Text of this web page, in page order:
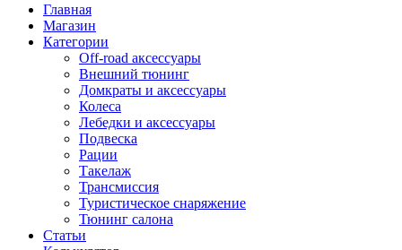
Главная
Магазин
Категории
Off-road аксессуары
Внешний тюнинг
Домкраты и аксессуары
Колеса
Лебедки и аксессуары
Подвеска
Рации
Такелаж
Трансмиссия
Туристическое снаряжение
Тюнинг салона
Статьи